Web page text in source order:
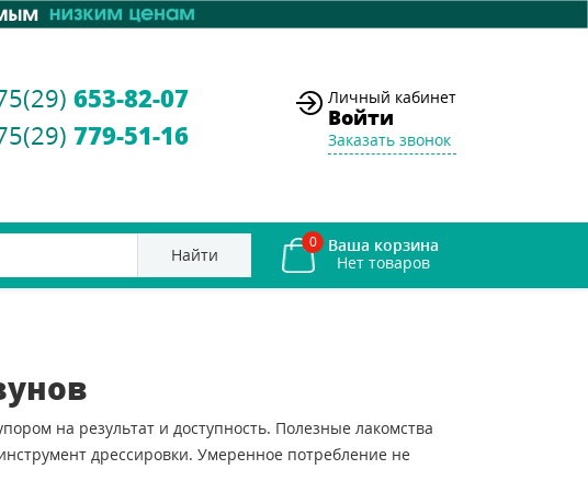
653-82-07
779-51-16
Личный кабинет
Войти
Заказать звонок
Найти
0 Ваша корзина
на результат и доступность. Полезные лакомства
дрессировки. Умеренное потребление не